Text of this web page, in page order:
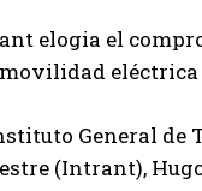
elogia el
eléctrica
General de
(Intrant),